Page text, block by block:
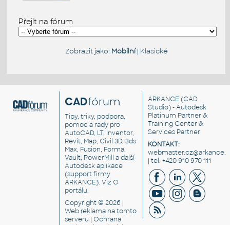
Přejít na fórum
Zobrazit jako: Mobilní| Klasické
CADfórum
Tipy, triky, podpora,
pomoc a rady pro
AutoCAD, LT, Inventor,
Revit, Map, Civil 3D, 3ds
Max, Fusion, Forma,
Vault, PowerMill a další
Autodesk aplikace
(support firmy
ARKANCE). VizO
portálu.
Copyright © 2026 |
Web reklama na tomto
serveru |Ochrana
ARKANCE (CAD
Studio) - Autodesk
Platinum Partner &
Training Center &
Services Partner
KONTAKT:
| tel. +420 910 970 111